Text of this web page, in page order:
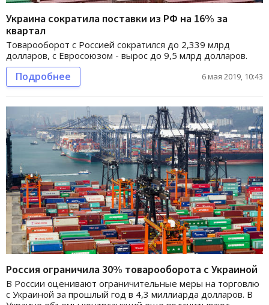
Украина сократила поставки из РФ на 16% за
квартал
Товарооборот с Россией сократился до 2,339 млрд
долларов, с Евросоюзом - вырос до 9,5 млрд долларов.
Подробнее 6 мая 2019, 10:43
Россия ограничила 30% товарооборота с Украиной
В России оценивают ограничительные меры на торговлю
с Украиной за прошлый год в 4,3 миллиарда долларов. В